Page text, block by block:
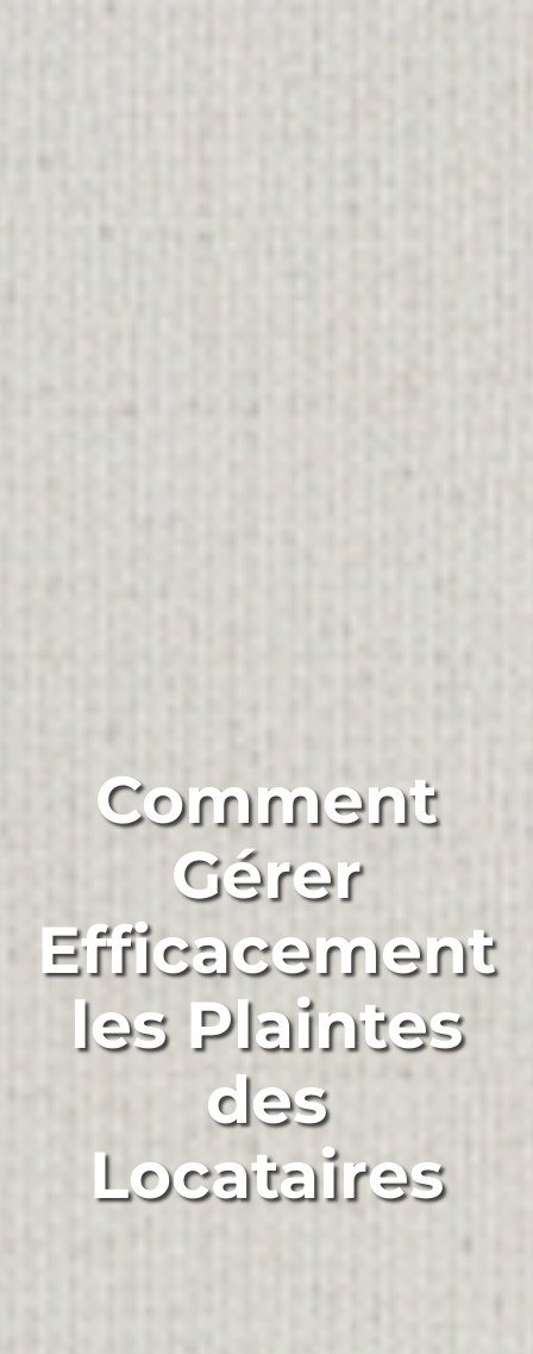
Comment
Gérer
Efficacement
les Plaintes
des
Locataires